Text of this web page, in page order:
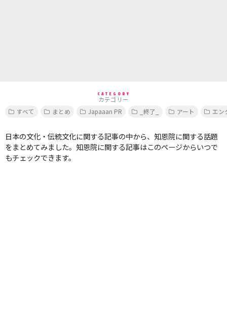
CATEGORY
カテゴリー
すべて
まとめ Japaaan PR _終了_ アート エン
日本の文化・伝統文化に関する記事の中から、知恩院に関する話題
をまとめてみました。知恩院に関する記事はこのページからいつで
もチェックできます。